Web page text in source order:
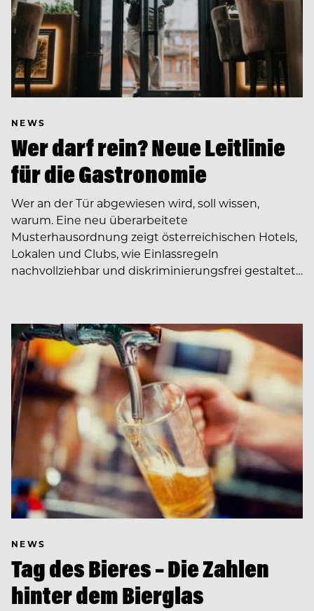
NEWS
Wer darf rein? Neue Leitlinie
für die Gastronomie
Wer an der Tür abgewiesen wird, soll wissen,
warum. Eine neu überarbeitete
Musterhausordnung zeigt österreichischen Hotels,
Lokalen und Clubs, wie Einlassregeln
nachvollziehbar und diskriminierungsfrei gestaltet…
NEWS
Tag des Bieres – Die Zahlen
hinter dem Bierglas